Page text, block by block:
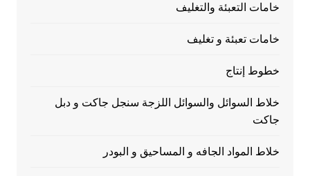
خامات التعبئة والتغليف
خامات تعبئة و تغليف
خطوط إنتاج
خلاط السوائل والسوائل اللزجة سنجل جاكت و دبل
جاكت
خلاط المواد الجافه و المساحيق و البودر